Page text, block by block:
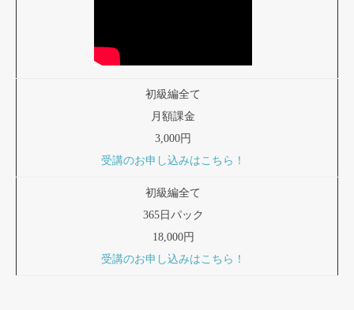
初級編全て
月額課金
3,000円
受講のお申し込みはこちら！
初級編全て
365日パック
18,000円
受講のお申し込みはこちら！